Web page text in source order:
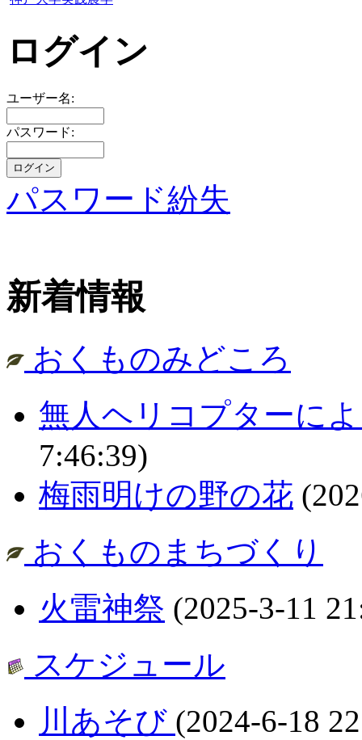
ログイン
ユーザー名:
パスワード:
パスワード紛失
新着情報
おくものみどころ
無人ヘリコプターに
7:46:39)
梅雨明けの野の花
おくものまちづくり
火雷神祭 (2025-3-11
スケジュール
川あそび (2024-6-18